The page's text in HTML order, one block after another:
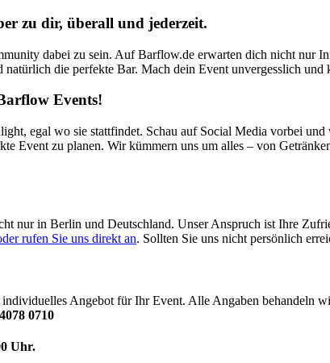
zu dir, überall und jederzeit.
dabei zu sein. Auf Barflow.de erwarten dich nicht nur
die perfekte Bar. Mach dein Event unvergesslich und
Events!
egal wo sie stattfindet. Schau auf Social Media vorbei
Event zu planen. Wir kümmern uns um alles – von
nur in Berlin und Deutschland. Unser Anspruch ist Ihre
rufen Sie uns direkt an. Sollten Sie uns nicht persönlich
Angebot für Ihr Event. Alle Angaben behandeln
0710
Uhr.